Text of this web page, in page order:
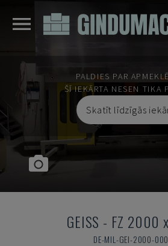
PALDIES PAR
ŠĪ IEKĀRTA NESEN TIKA
Skatīt līdzīgās
GEISS - FZ 2000
DE-MIL-GEI-2000-